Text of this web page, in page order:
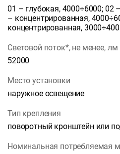
01 – глубокая, 4000÷6000; 02
– концентрированная,
концентрированная,
Световой поток*, не менее, лм
52000
Место установки
наружное освещение
Тип крепления
поворотный кронштейн или
Номинальная потребляемая